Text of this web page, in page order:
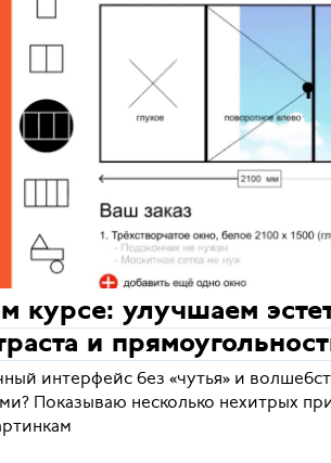
курсе: улучшаем
и
интерфейс без «чутья» и
Показываю несколько нехитрых